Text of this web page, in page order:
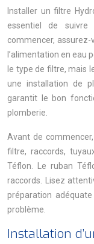
Installer un filtre
essentiel de
commencer, assurez-
l’alimentation en eau
le type de filtre, mais
une installation de
garantit le bon
plomberie.
Avant de
filtre, raccords,
Téflon. Le ruban
raccords. Lisez
préparation
problème.
Installation